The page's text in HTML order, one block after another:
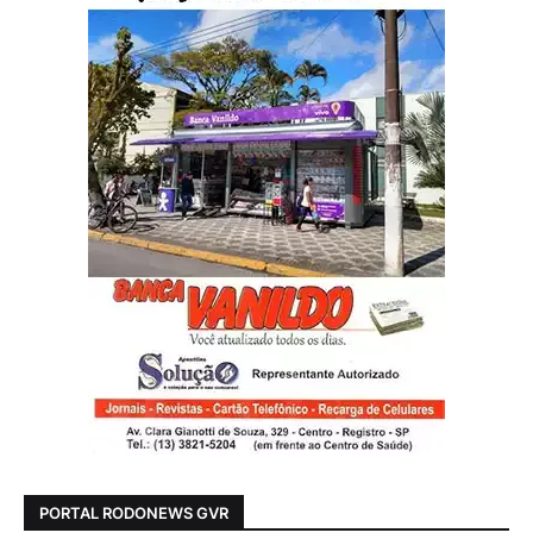
PORTAL RODONEWS GVR